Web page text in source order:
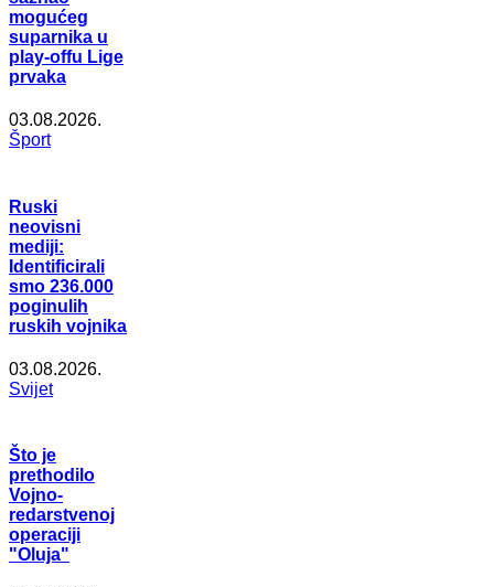
mogućeg
suparnika u
play-offu Lige
prvaka
03.08.2026.
Šport
Ruski
neovisni
mediji:
Identificirali
smo 236.000
poginulih
ruskih vojnika
03.08.2026.
Svijet
Što je
prethodilo
Vojno-
redarstvenoj
operaciji
"Oluja"